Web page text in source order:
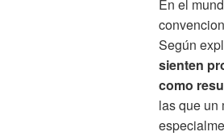
En el
Según
sienten
como
las que un